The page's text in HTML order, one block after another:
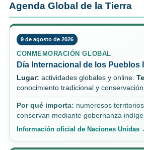
Agenda Global de la Tierra
9 de agosto de 2026
CONMEMORACIÓN GLOBAL
Día Internacional de los Pueblos
Lugar: actividades globales y online.
conocimiento tradicional y
Por qué importa: numerosos
conservan mediante gobernanza
Información oficial de Naciones Unidas